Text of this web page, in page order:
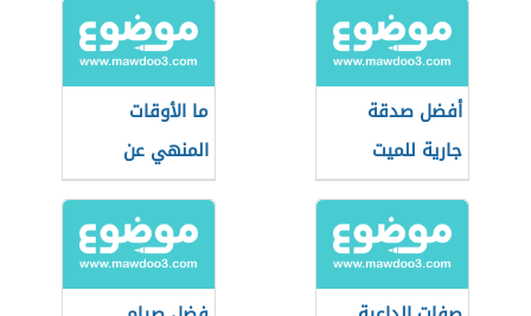
أفضل صدقة
جارية للميت
ما الأوقات
المنهي عن
الصلاة فيها؟